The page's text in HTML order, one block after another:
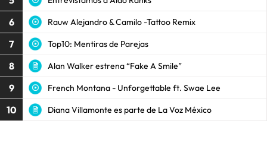
6 Rauw Alejandro & Camilo -Tattoo Remix
7 Top10: Mentiras de Parejas
8 Alan Walker estrena “Fake A Smile”
9 French Montana - Unforgettable ft. Swae Lee
10 Diana Villamonte es parte de La Voz México